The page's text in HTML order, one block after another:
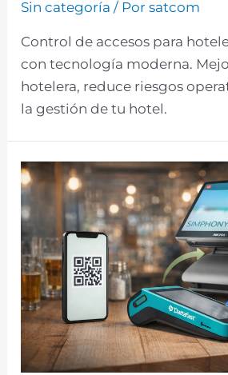
Sin categoría / Porsatcom
Control de accesos para
con tecnología moderna.
hotelera, reduce riesgos
la gestión de tu hotel.